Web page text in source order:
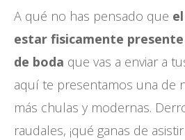
A qué no has pensado que
estar fisicamente
de boda que vas a enviar a
aquí te presentamos una de
más chulas y modernas.
raudales, ¡qué ganas de